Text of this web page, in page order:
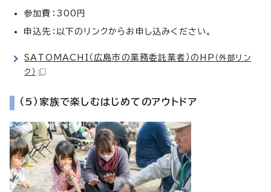
参加費：300円
申込先：以下のリンクからお申し込みください。
SATOMACHI（広島市の業務委託業者）のHP （外部リン
ク）
（5）家族で楽しむはじめてのアウトドア